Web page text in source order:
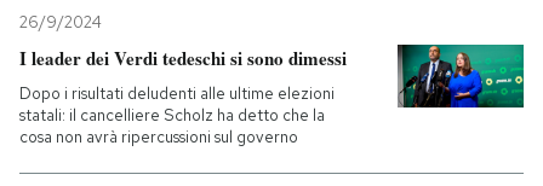
26/9/2024
I leader dei Verdi tedeschi si sono dimessi
Dopo i risultati deludenti alle ultime elezioni
statali: il cancelliere Scholz ha detto che la
cosa non avrà ripercussioni sul governo